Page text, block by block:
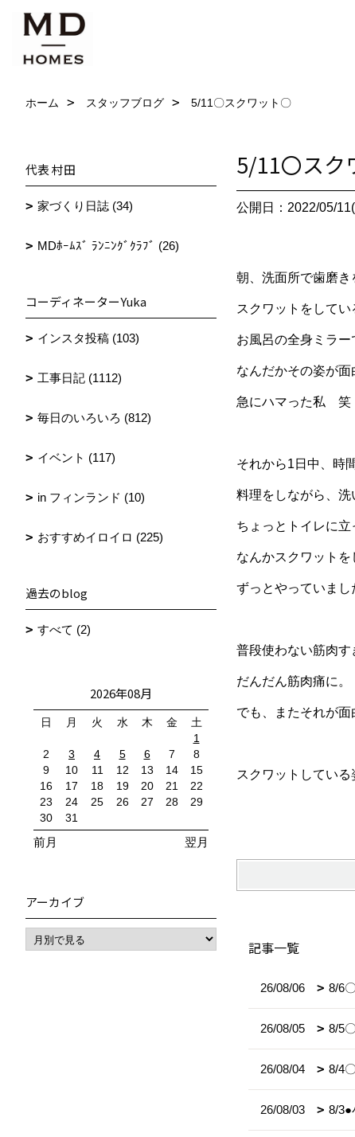
ホーム スタッフブログ 5/11〇スクワット〇
5/11〇スク
公開日：2022/05/
朝、洗面所で歯磨き
スクワットをしてい
お風呂の全身ミラー
なんだかその姿が面
急にハマった私 笑
それから1日中、時
料理をしながら、洗
ちょっとトイレに立
なんかスクワット
ずっとやっていま
普段使わない筋肉す
だんだん筋肉痛に。
でも、またそれが
スクワットしてい
記事一覧
26/08/06 8/6
26/08/05 8/5
26/08/04 8/4
26/08/03 8/
代表 村田
家づくり日誌 (34)
MDﾎｰﾑｽﾞ ﾗﾝﾆﾝｸﾞｸﾗﾌﾞ (26)
コーディネーターYuka
インスタ投稿 (103)
工事日記 (1112)
毎日のいろいろ (812)
イベント (117)
in フィンランド (10)
おすすめイロイロ (225)
過去のblog
すべて (2)
2026年08月
日 月 火 水 木 金
土
1
2
3 4 5 6 7
8
9
10 11 12 13 14
15
16
17 18 19 20 21
22
23
24 25 26 27 28
29
30
31
前月 翌月
アーカイブ